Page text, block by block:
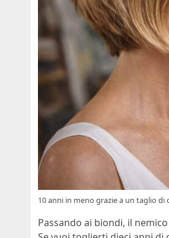
10 anni in meno grazie a un taglio di
Passando ai biondi, il